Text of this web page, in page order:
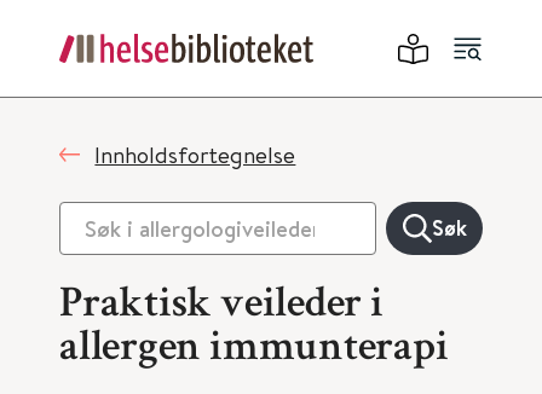
Innholdsfortegnelse
Søk
Praktisk veileder i
allergen immunterapi